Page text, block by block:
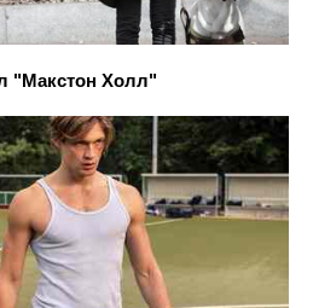
"Макстон Холл"